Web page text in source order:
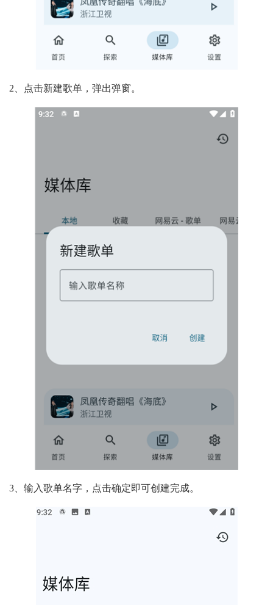
2、点击新建歌单，弹出弹窗。
3、输入歌单名字，点击确定即可创建完成。